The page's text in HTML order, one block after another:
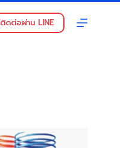
ติดต่อผ่าน LINE